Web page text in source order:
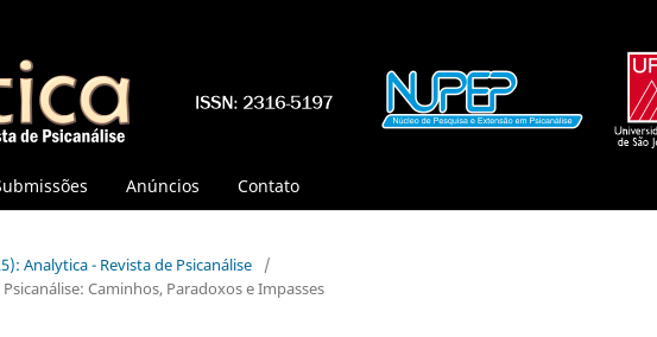
Anúncios Contato
Analytica - Revista de Psicanálise
/
Caminhos, Paradoxos e Impasses